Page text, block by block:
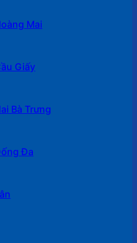
Mai
Giấy
Bà Trưng
Đa